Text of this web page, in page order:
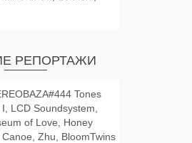
РЕПОРТАЖИ
Tones
LCD Soundsystem,
of Love, Honey
Zhu, BloomTwins